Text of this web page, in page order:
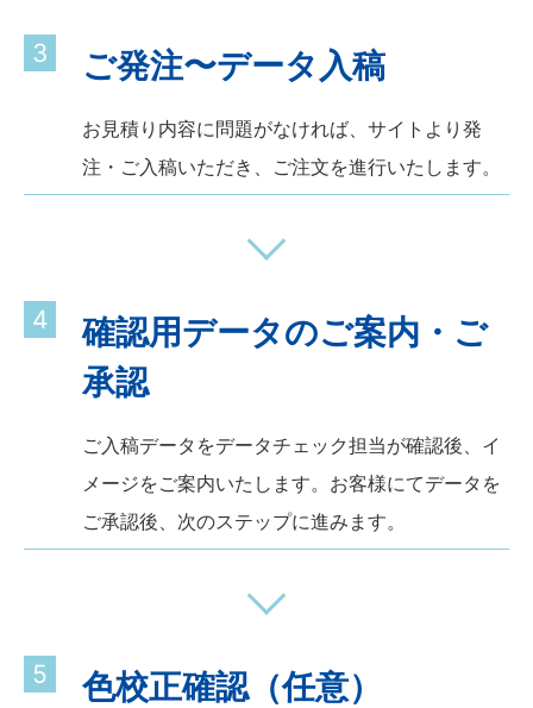
3 ご発注〜データ入稿
お見積り内容に問題がなければ、サイトより発
注・ご入稿いただき、ご注文を進行いたします。
4
確認用データのご案内・ご
承認
ご入稿データをデータチェック担当が確認後、イ
メージをご案内いたします。お客様にてデータを
ご承認後、次のステップに進みます。
5 色校正確認（任意）